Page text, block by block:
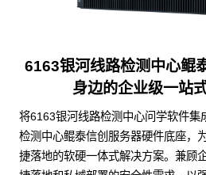
6163银河线路检测中心
身边的企业级一站
将6163银河线路检测中心问学软件集
检测中心鲲泰信创服务器硬件底座，
捷落地的软硬一体式解决方案。兼顾